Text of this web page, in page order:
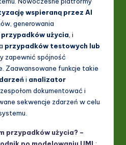
wspieraną przez AI
generowania
użycia, i
przypadków testowych lub
zapewnić spójność
Zaawansowane funkcje takie
i analizator
dokumentować i
sekwencje zdarzeń w celu
przypadków użycia? –